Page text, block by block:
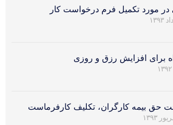
در مورد تکمیل فرم درخواست کار
حق بیمه کارگران، تکلیف کارفرماست